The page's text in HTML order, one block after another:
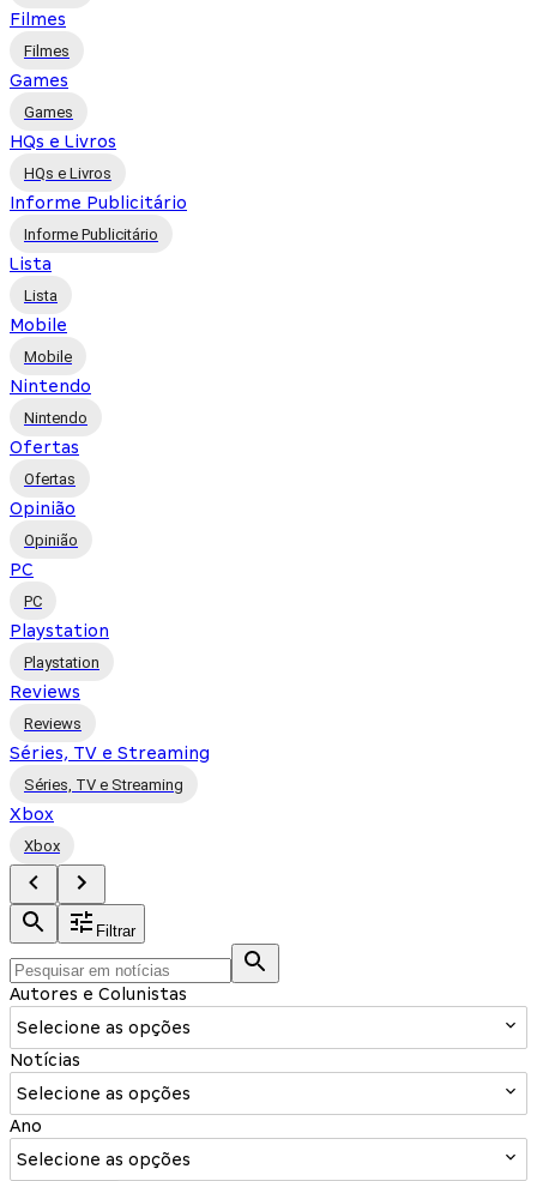
Filmes
Filmes
Games
Games
HQs e Livros
HQs e Livros
Informe Publicitário
Informe Publicitário
Lista
Lista
Mobile
Mobile
Nintendo
Nintendo
Ofertas
Ofertas
Opinião
Opinião
PC
PC
Playstation
Playstation
Reviews
Reviews
Séries, TV e Streaming
Séries, TV e Streaming
Xbox
Xbox
Filtrar
Autores e Colunistas
Selecione as opções
Notícias
Selecione as opções
Ano
Selecione as opções